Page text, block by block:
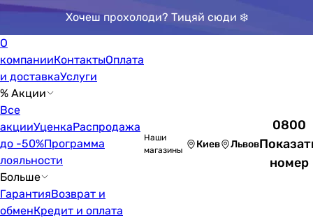
Хочеш прохолоди? Тицяй сюди ❄️
О
компанииКонтактыОплата
и доставкаУслуги
% Акции
Все
акцииУценкаРаспродажа
до -50%Программа
лояльности
Больше
ГарантияВозврат и
обменКредит и оплата
Наши
магазины
Киев Львов
0800
номер